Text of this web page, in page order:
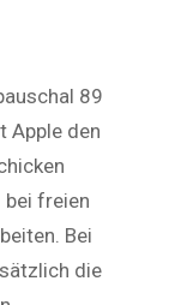
89
Apple den
freien
Bei
die